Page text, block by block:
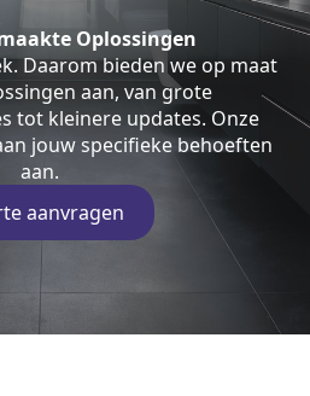
Oplossingen
Daarom bieden we op maat
aan, van grote
tot kleinere updates. Onze
jouw specifieke behoeften
aan.
aanvragen